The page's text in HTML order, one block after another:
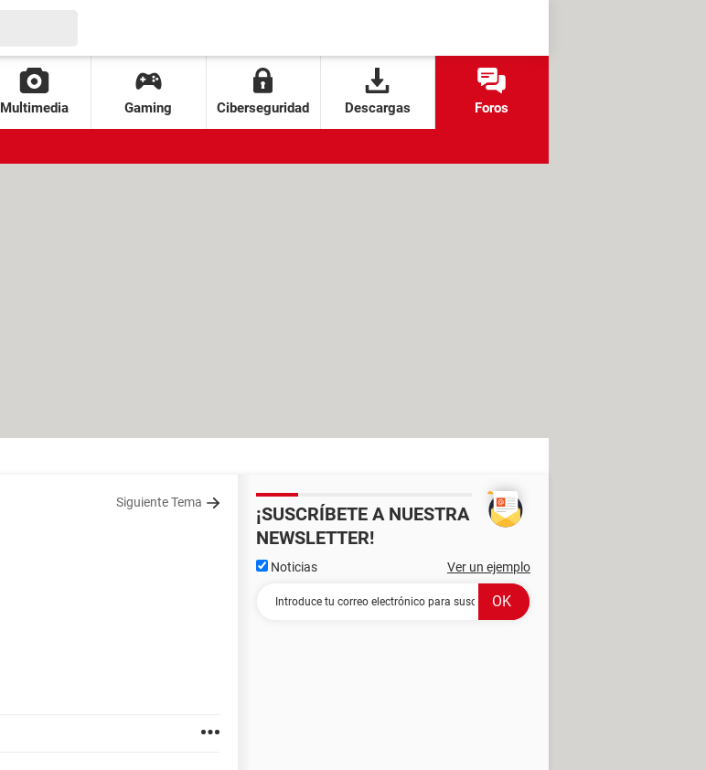
Multimedia Gaming Ciberseguridad Descargas Foros
Siguiente Tema
¡SUSCRÍBETE A NUESTRA
NEWSLETTER!
Noticias Ver un ejemplo